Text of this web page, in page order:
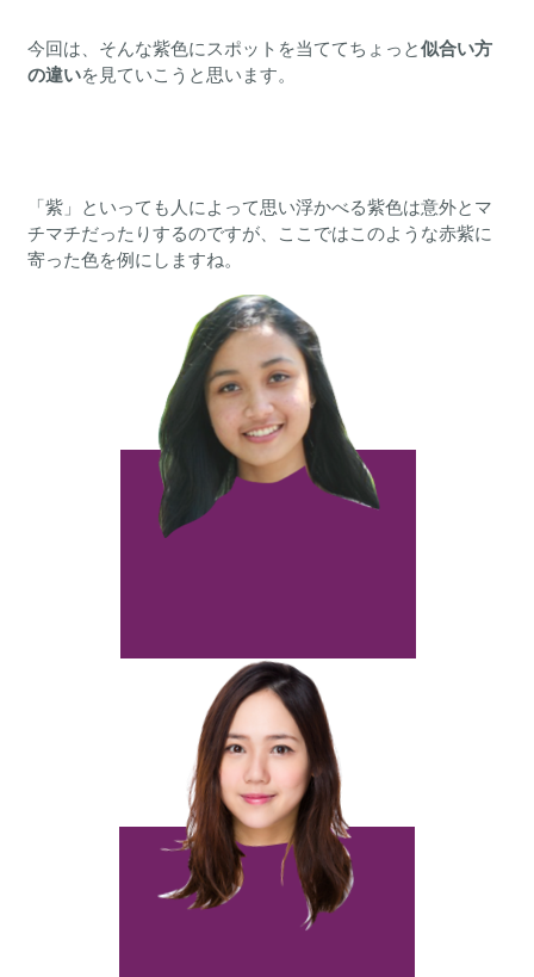
今回は、そんな紫色にスポットを当ててちょっと似合い方
の違いを見ていこうと思います。
「紫」といっても人によって思い浮かべる紫色は意外とマ
チマチだったりするのですが、ここではこのような赤紫に
寄った色を例にしますね。